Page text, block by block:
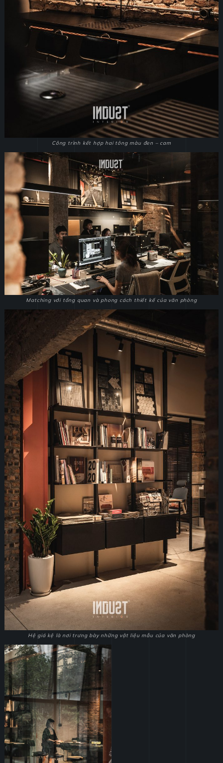
Công trình kết hợp hai tông màu đen – cam
Matching với tổng quan và phong cách thiết kế của văn phòng
Hệ giá kệ là nơi trưng bày những vật liệu mẫu của văn phòng